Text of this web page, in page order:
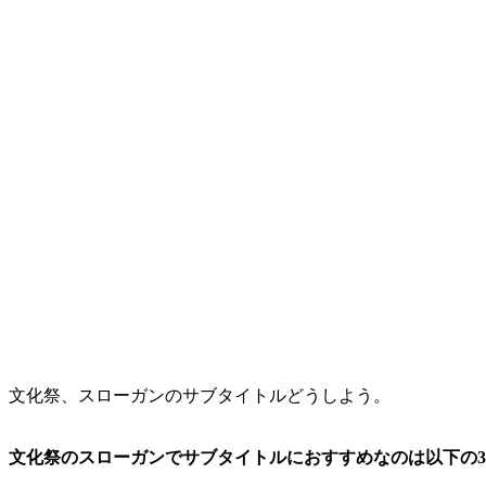
文化祭、スローガンのサブタイトルどうしよう。
文化祭のスローガンでサブタイトルにおすすめなのは以下の3